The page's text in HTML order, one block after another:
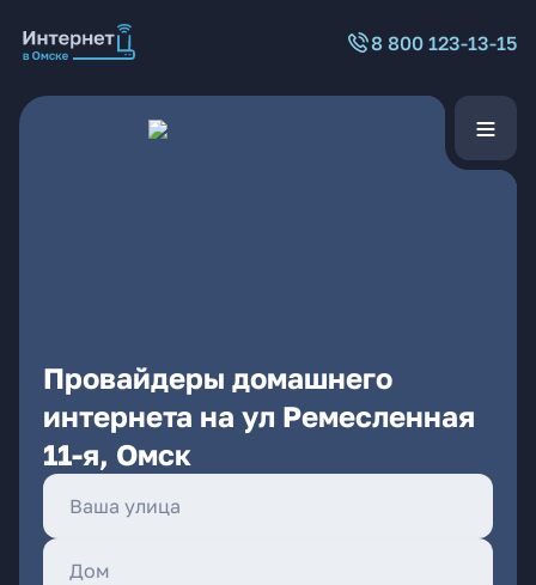
8 800 123-13-15
Провайдеры домашнего
интернета на ул Ремесленная
11-я, Омск